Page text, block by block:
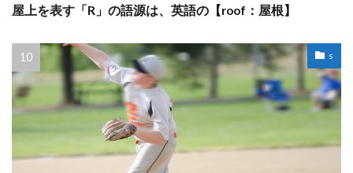
屋上を表す「R」の語源は、英語の【roof：屋根】
s